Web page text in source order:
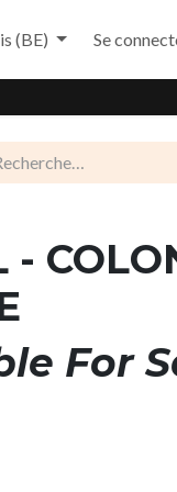
(BE) Se
-
For